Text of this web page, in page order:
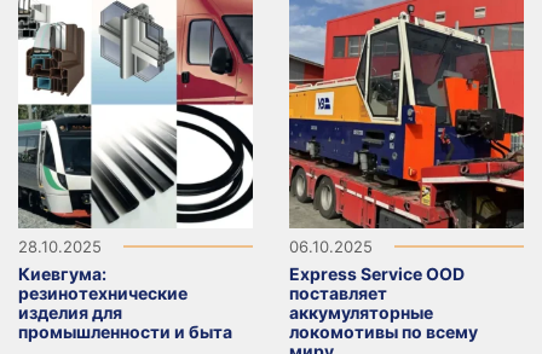
28.10.2025
Киевгума:
резинотехнические
изделия для
промышленности и быта
06.10.2025
Express Service OOD
поставляет
аккумуляторные
локомотивы по всему